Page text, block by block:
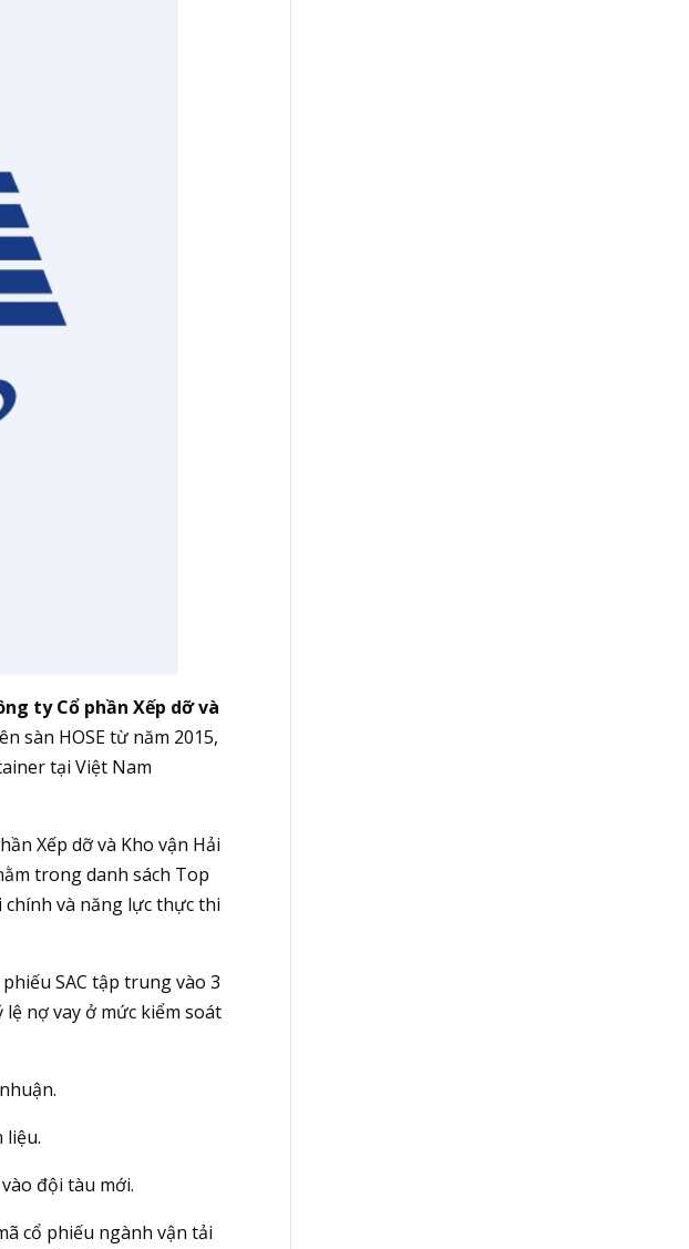
ty Cổ phần Xếp dỡ và
sàn HOSE từ năm 2015,
tại Việt Nam
Xếp dỡ và Kho vận Hải
trong danh sách Top
và năng lực thực thi
SAC tập trung vào 3
nợ vay ở mức kiểm soát
liệu.
đội tàu mới.
cổ phiếu ngành vận tải